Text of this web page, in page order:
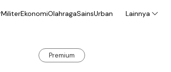
MiliterEkonomiOlahragaSainsUrban Lainnya
Premium